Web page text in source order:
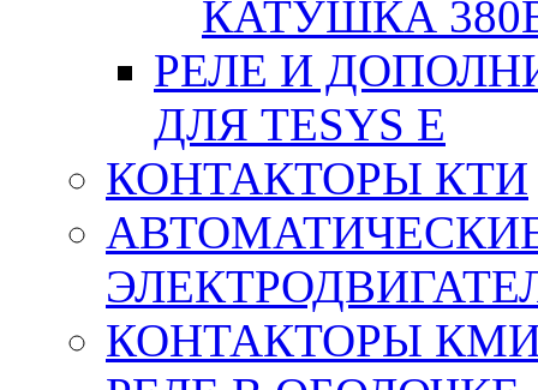
КАТУШКА
РЕЛЕ И
ДЛЯ TESYS E
КОНТАКТОРЫ КТИ
КОНТАКТОРЫ